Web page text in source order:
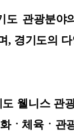
도 관광분야
, 경기도의
웰니스 관
ㆍ체육ㆍ관